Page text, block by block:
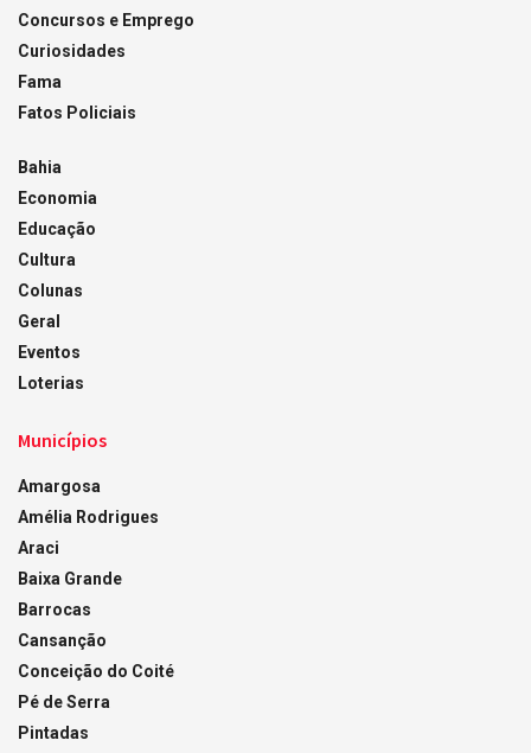
Concursos e Emprego
Curiosidades
Fama
Fatos Policiais
Bahia
Economia
Educação
Cultura
Colunas
Geral
Eventos
Loterias
Municípios
Amargosa
Amélia Rodrigues
Araci
Baixa Grande
Barrocas
Cansanção
Conceição do Coité
Pé de Serra
Pintadas